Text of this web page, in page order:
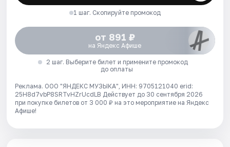
1 шаг. Скопируйте промокод
от 891 ₽
на Яндекс Афише
2 шаг. Выберите билет и примените промокод
до оплаты
Реклама. ООО "ЯНДЕКС МУЗЫКА", ИНН: 9705121040 erid:
25H8d7vbP8SRTvHZrUcdLB Действует до 30 сентября 2026
при покупке билетов от 3 000 ₽ на это мероприятие на Яндекс
Афише!